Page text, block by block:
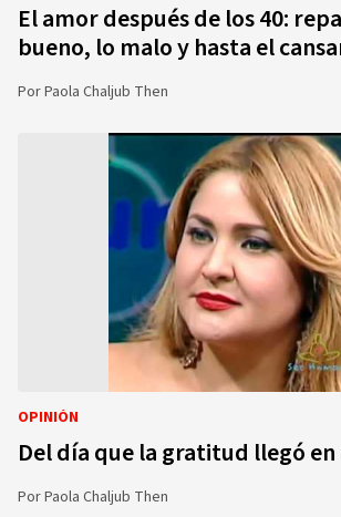
El amor después de los 40:
bueno, lo malo y hasta el
PorPaola Chaljub Then
OPINIÓN
Del día que la gratitud llegó en
PorPaola Chaljub Then